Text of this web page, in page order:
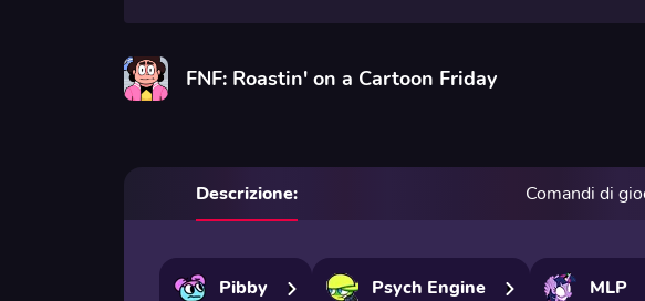
FNF: Roastin' on a Cartoon Friday
Descrizione: Comandi di
Pibby Psych Engine MLP